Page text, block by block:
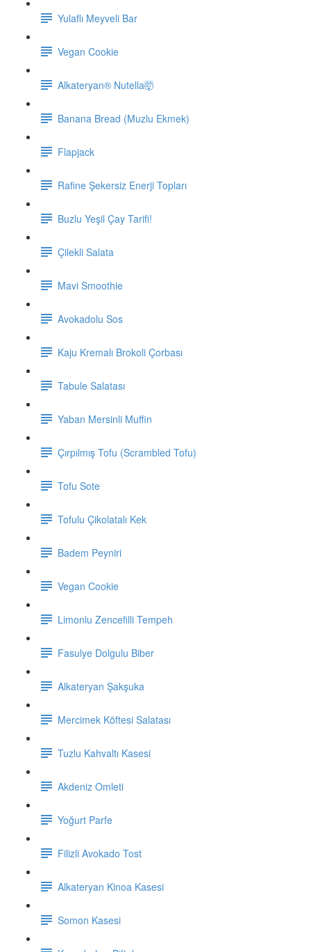
Yulaflı Meyveli Bar
Vegan Cookie
Alkateryan® Nutella🤯
Banana Bread (Muzlu Ekmek)
Flapjack
Rafine Şekersiz Enerji Topları
Buzlu Yeşil Çay Tarifi!
Çilekli Salata
Mavi Smoothie
Avokadolu Sos
Kaju Kremalı Brokoli Çorbası
Tabule Salatası
Yaban Mersinli Muffin
Çırpılmış Tofu (Scrambled Tofu)
Tofu Sote
Tofulu Çikolatalı Kek
Badem Peyniri
Vegan Cookie
Limonlu Zencefilli Tempeh
Fasulye Dolgulu Biber
Alkateryan Şakşuka
Mercimek Köftesi Salatası
Tuzlu Kahvaltı Kasesi
Akdeniz Omleti
Yoğurt Parfe
Filizli Avokado Tost
Alkateryan Kinoa Kasesi
Somon Kasesi